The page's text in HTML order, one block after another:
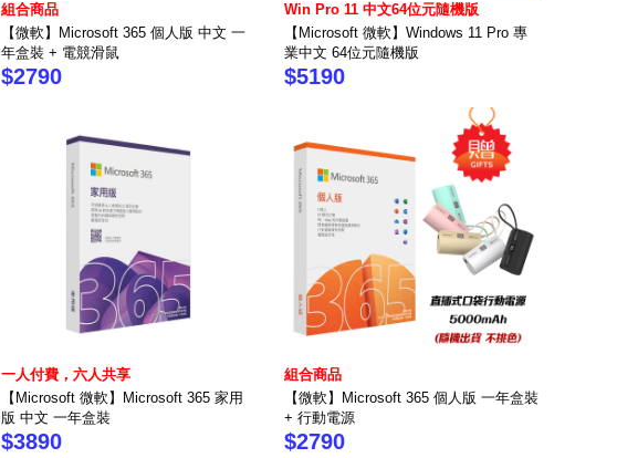
組合商品
【微軟】Microsoft 365 個人版 中文 一
年盒裝 + 電競滑鼠
$2790
Win Pro 11 中文64位元隨機版
【Microsoft 微軟】Windows 11 Pro 專
業中文 64位元隨機版
$5190
一人付費，六人共享
【Microsoft 微軟】Microsoft 365 家用
版 中文 一年盒裝
$3890
組合商品
【微軟】Microsoft 365 個人版 一年盒裝
+ 行動電源
$2790